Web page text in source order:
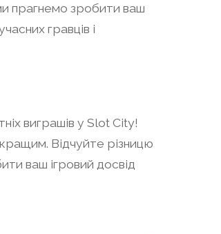
прагнемо зробити ваш
гравців і
виграшів у Slot City!
Відчуйте різницю
ваш ігровий досвід